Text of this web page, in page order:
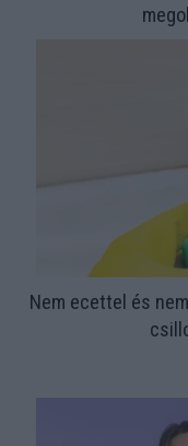
Nem ecettel és